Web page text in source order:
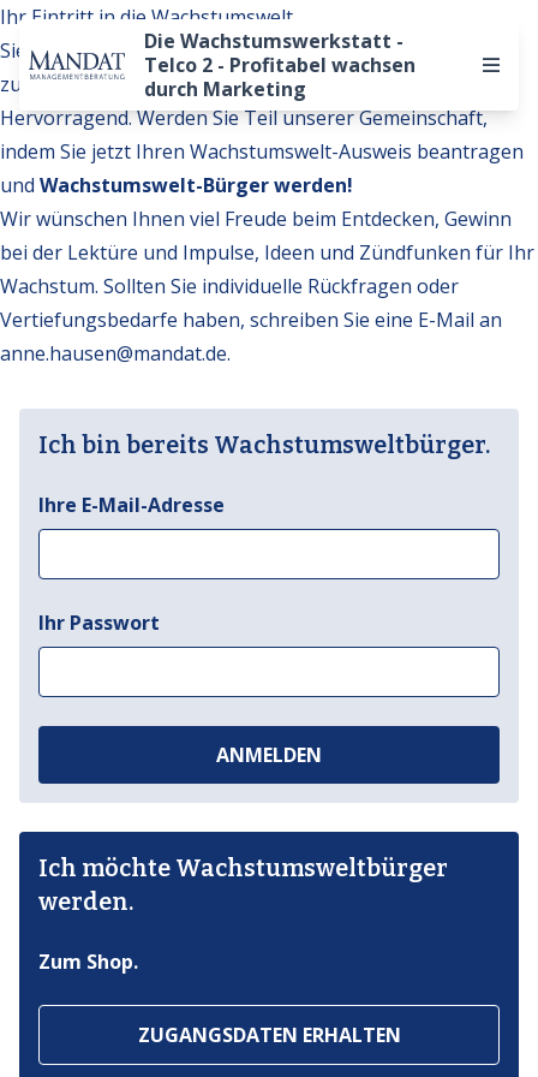
Die Wachstumswerkstatt -
Telco 2 - Profitabel wachsen
durch Marketing
Ihr Eintritt in die Wachstumswelt
Sie möchten auf weitere Inhalte der Wachstumswelt
zugreifen?
Hervorragend. Werden Sie Teil unserer Gemeinschaft,
indem Sie jetzt Ihren Wachstumswelt-Ausweis beantragen
und Wachstumswelt-Bürger werden!
Wir wünschen Ihnen viel Freude beim Entdecken, Gewinn
bei der Lektüre und Impulse, Ideen und Zündfunken für Ihr
Wachstum. Sollten Sie individuelle Rückfragen oder
Vertiefungsbedarfe haben, schreiben Sie eine E-Mail an
anne.hausen@mandat.de.
Ich bin bereits Wachstumsweltbürger.
Ihre E-Mail-Adresse
Ihr Passwort
ANMELDEN
Ich möchte Wachstumsweltbürger
werden.
Zum Shop.
ZUGANGSDATEN ERHALTEN